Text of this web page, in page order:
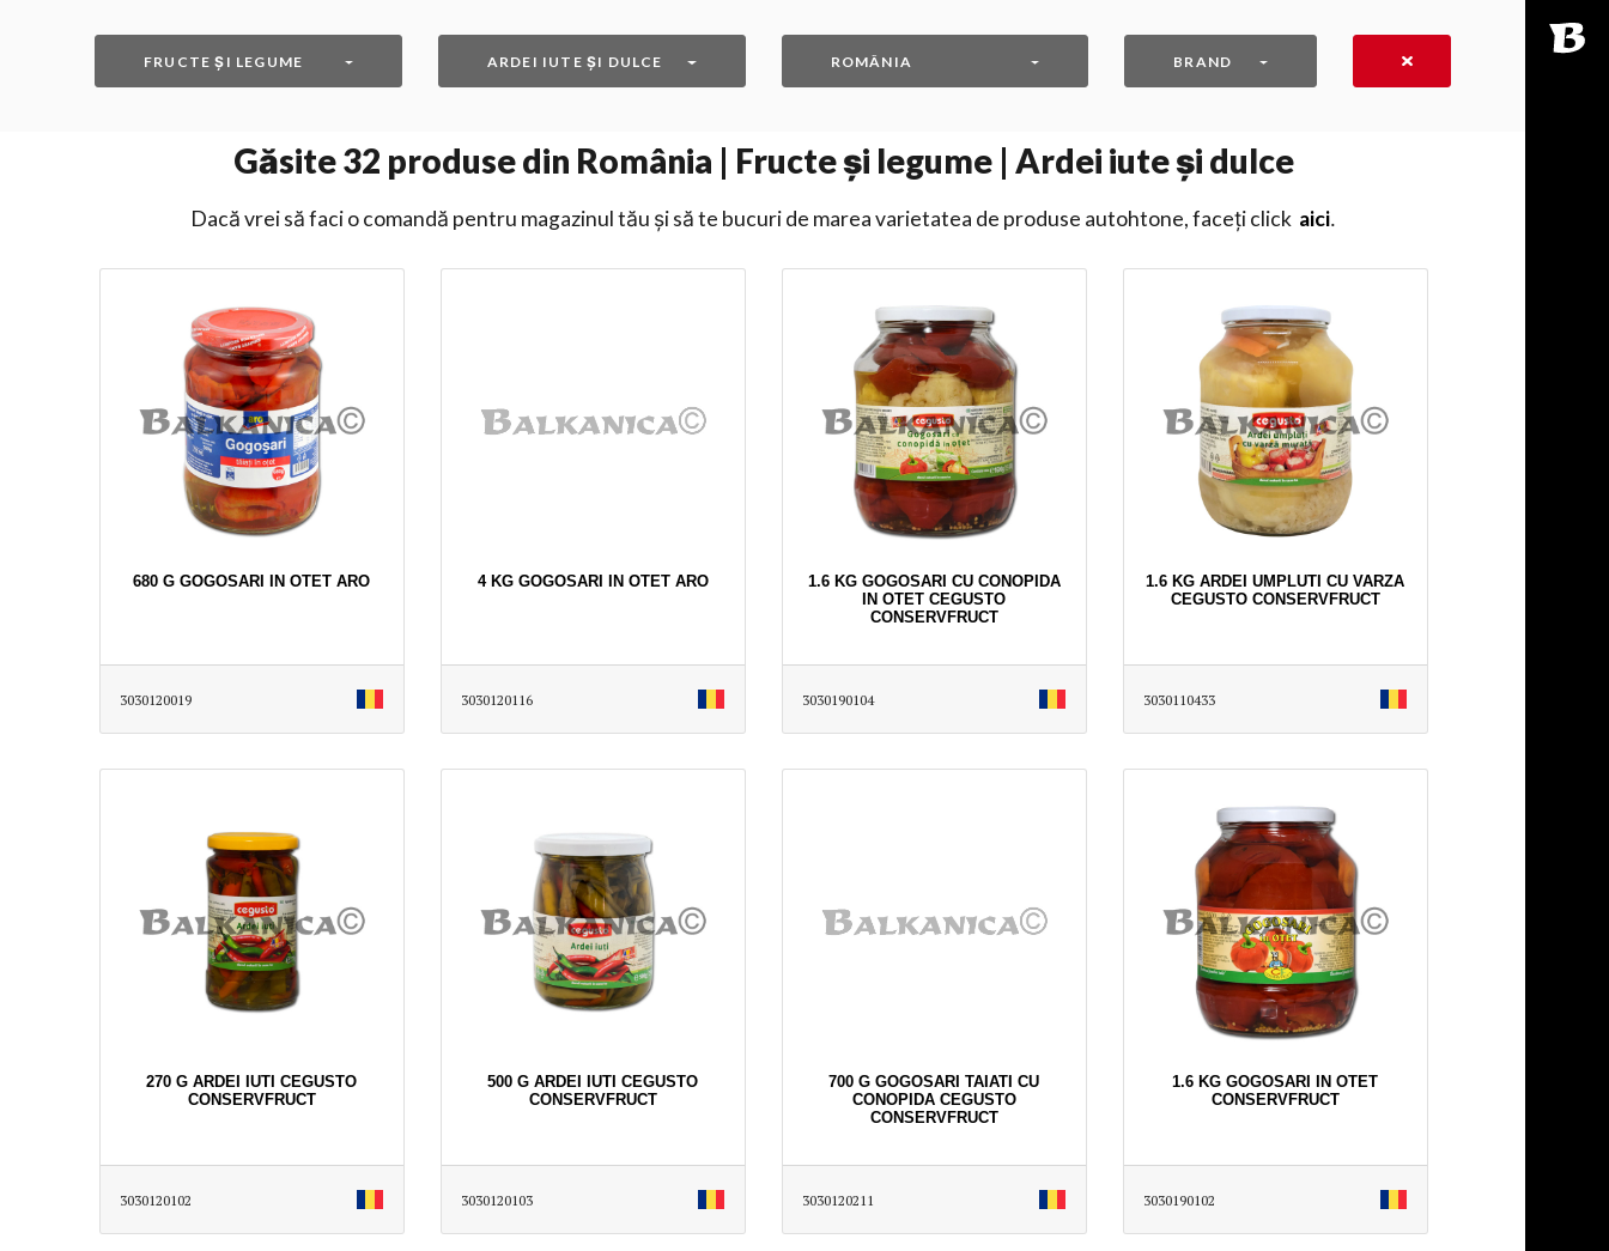
FRUCTE ȘI LEGUME ARDEI IUTE ȘI DULCE ROMÂNIA BRAND
Găsite32 produse din România | Fructe și legume | Ardei iute și dulce
Dacă vrei să faci o comandă pentru magazinul tău și să te bucuri de marea varietatea de produse autohtone, faceți click aici․
680 G GOGOSARI IN OTET ARO
3030120019
4 KG GOGOSARI IN OTET ARO
3030120116
1.6 KG GOGOSARI CU CONOPIDA
IN OTET CEGUSTO
CONSERVFRUCT
3030190104
1.6 KG ARDEI UMPLUTI CU VARZA
CEGUSTO CONSERVFRUCT
3030110433
270 G ARDEI IUTI CEGUSTO
CONSERVFRUCT
3030120102
500 G ARDEI IUTI CEGUSTO
CONSERVFRUCT
3030120103
700 G GOGOSARI TAIATI CU
CONOPIDA CEGUSTO
CONSERVFRUCT
3030120211
1.6 KG GOGOSARI IN OTET
CONSERVFRUCT
3030190102